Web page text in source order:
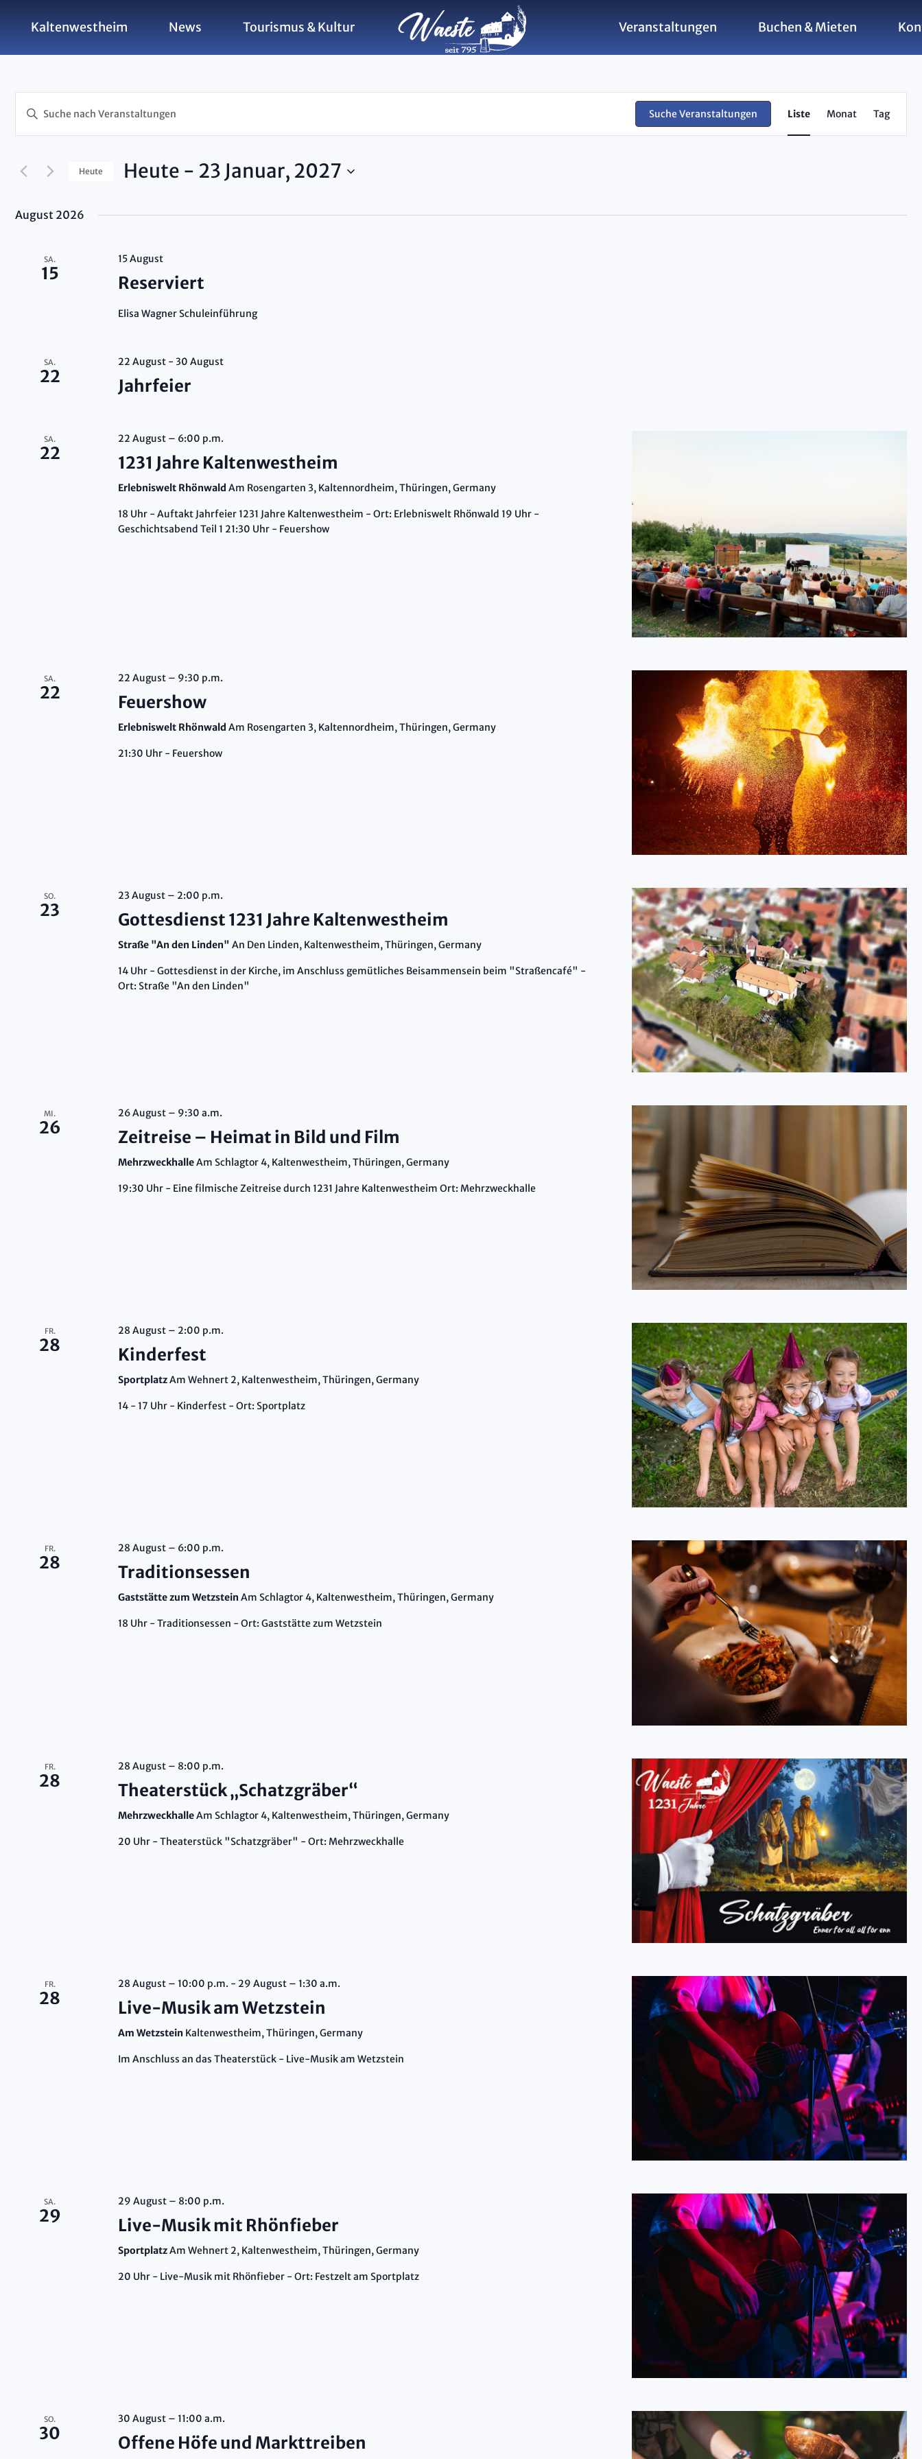
Kaltenwestheim News Tourismus & Kultur Veranstaltungen Buchen & Mieten
Veranstaltungen
Suche
und
Ansichten,
Navigation
Bitte
Suche
nach
Schlüsselwort.
Suche Veranstaltungen Liste Monat Tag
Heute Heute - 23 Januar, 2027
August 2026
SA.
15
15 August
Reserviert
Elisa Wagner Schuleinführung
SA.
22
22 August- 30 August
Jahrfeier
SA.
22
22 August – 6:00 p.m.
1231 Jahre Kaltenwestheim
Erlebniswelt Rhönwald Am Rosengarten 3, Kaltennordheim, Thüringen, Germany
18 Uhr - Auftakt Jahrfeier 1231 Jahre Kaltenwestheim - Ort: Erlebniswelt Rhönwald 19 Uhr -
Geschichtsabend Teil 1 21:30 Uhr - Feuershow
SA.
22
22 August – 9:30 p.m.
Feuershow
Erlebniswelt Rhönwald Am Rosengarten 3, Kaltennordheim, Thüringen, Germany
21:30 Uhr - Feuershow
SO.
23
23 August – 2:00 p.m.
Gottesdienst 1231 Jahre Kaltenwestheim
Straße "An den Linden" An Den Linden, Kaltenwestheim, Thüringen, Germany
14 Uhr - Gottesdienst in der Kirche, im Anschluss gemütliches Beisammensein beim "Straßencafé" -
Ort: Straße "An den Linden"
MI.
26
26 August – 9:30 a.m.
Zeitreise – Heimat in Bild und Film
MehrzweckhalleAm Schlagtor 4, Kaltenwestheim, Thüringen, Germany
19:30 Uhr - Eine filmische Zeitreise durch 1231 Jahre Kaltenwestheim Ort: Mehrzweckhalle
FR.
28
28 August – 2:00 p.m.
Kinderfest
SportplatzAm Wehnert 2, Kaltenwestheim, Thüringen, Germany
14 - 17 Uhr - Kinderfest - Ort: Sportplatz
FR.
28
28 August – 6:00 p.m.
Traditionsessen
Gaststätte zum Wetzstein Am Schlagtor 4, Kaltenwestheim, Thüringen, Germany
18 Uhr - Traditionsessen - Ort: Gaststätte zum Wetzstein
FR.
28
28 August – 8:00 p.m.
Theaterstück „Schatzgräber“
MehrzweckhalleAm Schlagtor 4, Kaltenwestheim, Thüringen, Germany
20 Uhr - Theaterstück "Schatzgräber" - Ort: Mehrzweckhalle
FR.
28
28 August – 10:00 p.m. - 29 August – 1:30 a.m.
Live-Musik am Wetzstein
Am Wetzstein Kaltenwestheim, Thüringen, Germany
Im Anschluss an das Theaterstück - Live-Musik am Wetzstein
SA.
29
29 August – 8:00 p.m.
Live-Musik mit Rhönfieber
SportplatzAm Wehnert 2, Kaltenwestheim, Thüringen, Germany
20 Uhr - Live-Musik mit Rhönfieber - Ort: Festzelt am Sportplatz
SO.
30
30 August – 11:00 a.m.
Offene Höfe und Markttreiben